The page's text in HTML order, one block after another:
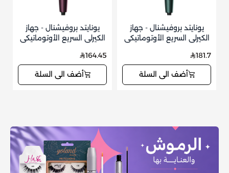
يونايتد بروفيشنال - جهاز
الكيرلي السريع الأوتوماتيكي
181.7
أضف الى السلة
يونايتد بروفيشنال - جهاز
الكيرلي السريع الأوتوماتيكي
164.45
أضف الى السلة